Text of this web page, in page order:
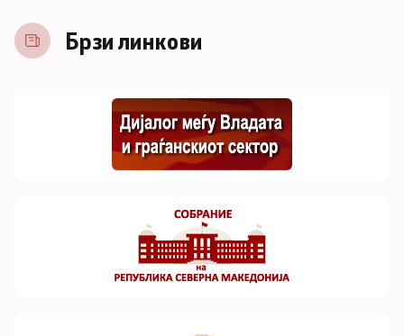
Брзи линкови